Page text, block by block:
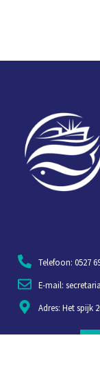
Telefoon: 0527
E-mail:
Adres: Het spijk